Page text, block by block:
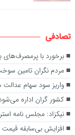
تصادفی
برخورد با پرمصرف‌های
مردم نگران تامین
واریز سود سهام
کشور گران اداره
نیکزاد: مجلس نامه
افزایش بی‌سابقه